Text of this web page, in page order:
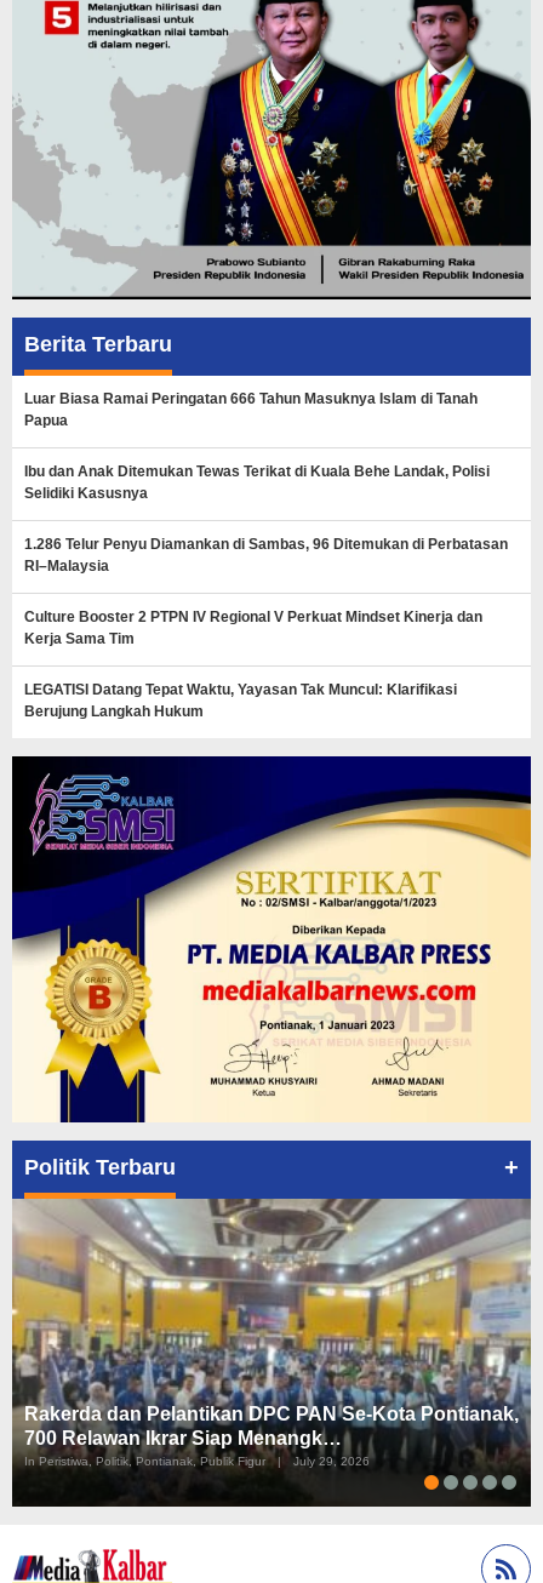
Berita Terbaru
Luar Biasa Ramai Peringatan 666 Tahun Masuknya Islam di Tanah
Papua
Ibu dan Anak Ditemukan Tewas Terikat di Kuala Behe Landak, Polisi
Selidiki Kasusnya
1.286 Telur Penyu Diamankan di Sambas, 96 Ditemukan di Perbatasan
RI–Malaysia
Culture Booster 2 PTPN IV Regional V Perkuat Mindset Kinerja dan
Kerja Sama Tim
LEGATISI Datang Tepat Waktu, Yayasan Tak Muncul: Klarifikasi
Berujung Langkah Hukum
Politik Terbaru +
Rakerda dan Pelantikan DPC PAN Se-Kota Pontianak,
700 Relawan Ikrar Siap Menangk…
In Peristiwa, Politik, Pontianak, Publik Figur | July 29, 2026